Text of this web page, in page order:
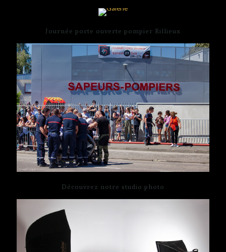
Journée porte ouverte pompier Rillieux
Découvrez notre studio photo